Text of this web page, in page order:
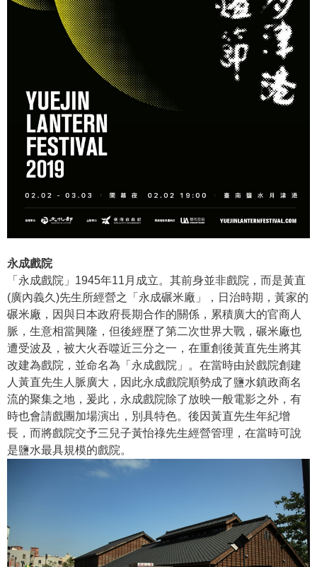
永成戲院
「永成戲院」1945年11月成立。其前身並非戲院，而是黃直
(廣內義久)先生所經營之「永成碾米廠」，日治時期，黃家的
碾米廠，因與日本政府長期合作的關係，累積廣大的官商人
脈，生意相當興隆，但後經歷了第二次世界大戰，碾米廠也
遭受波及，被大火吞噬近三分之一，在重創後黃直先生將其
改建為戲院，並命名為「永成戲院」。在當時由於戲院創建
人黃直先生人脈廣大，因此永成戲院順勢成了鹽水鎮政商名
流的聚集之地，爰此，永成戲院除了放映一般電影之外，有
時也會請戲團加場演出，別具特色。後因黃直先生年紀增
長，而將戲院交予三兒子黃怡祿先生經營管理，在當時可說
是鹽水最具規模的戲院。